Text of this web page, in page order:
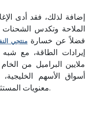
إضافة لذلك، فقد أدى
الملاحة وتكدس
فضلاً عن خسارة منتجي
إيرادات الطاقة، مع
ملايين البراميل من
أسواق الأسهم
معنويات المستثمرين، وأدى إلى عزوفهم عن المخاطرة.